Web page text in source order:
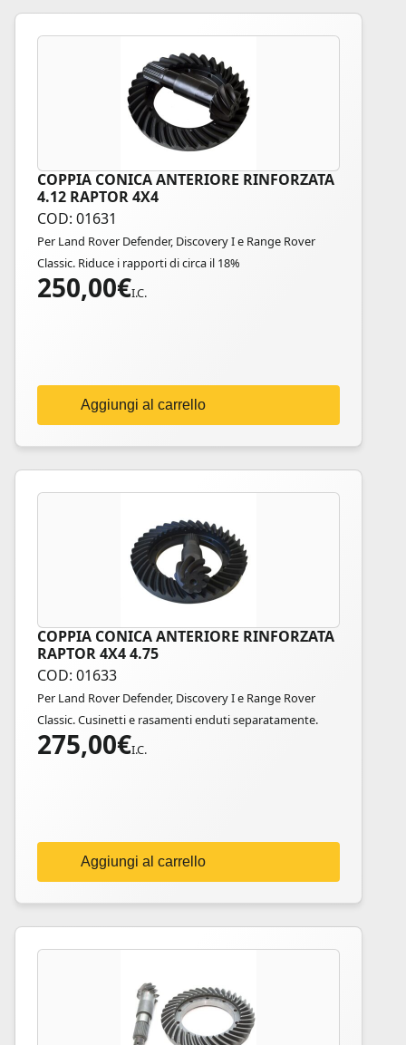
COPPIA CONICA ANTERIORE RINFORZATA
4.12 RAPTOR 4X4
COD: 01631
Per Land Rover Defender, Discovery I e Range Rover
Classic. Riduce i rapporti di circa il 18%
250,00€I.C.
Aggiungi al carrello
COPPIA CONICA ANTERIORE RINFORZATA
RAPTOR 4X4 4.75
COD: 01633
Per Land Rover Defender, Discovery I e Range Rover
Classic. Cusinetti e rasamenti enduti separatamente.
275,00€I.C.
Aggiungi al carrello